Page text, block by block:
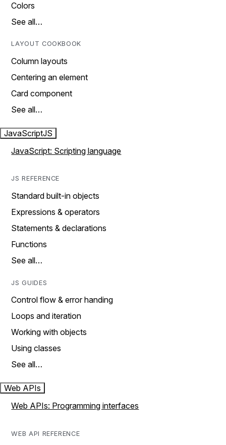
Colors
See all…
LAYOUT COOKBOOK
Column layouts
Centering an element
Card component
See all…
JavaScriptJS
JavaScript: Scripting language
JS REFERENCE
Standard built-in objects
Expressions & operators
Statements & declarations
Functions
See all…
JS GUIDES
Control flow & error handing
Loops and iteration
Working with objects
Using classes
See all…
Web APIs
Web APIs: Programming interfaces
WEB API REFERENCE